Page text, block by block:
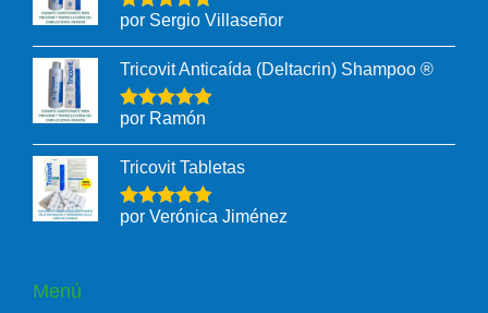
por Sergio Villaseñor
Tricovit Anticaída (Deltacrin) Shampoo ®
por Ramón
Tricovit Tabletas
por Verónica Jiménez
Menú